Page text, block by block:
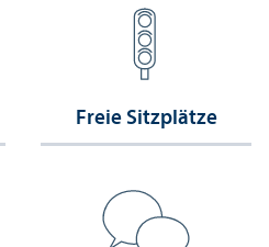
Freie Sitzplätze